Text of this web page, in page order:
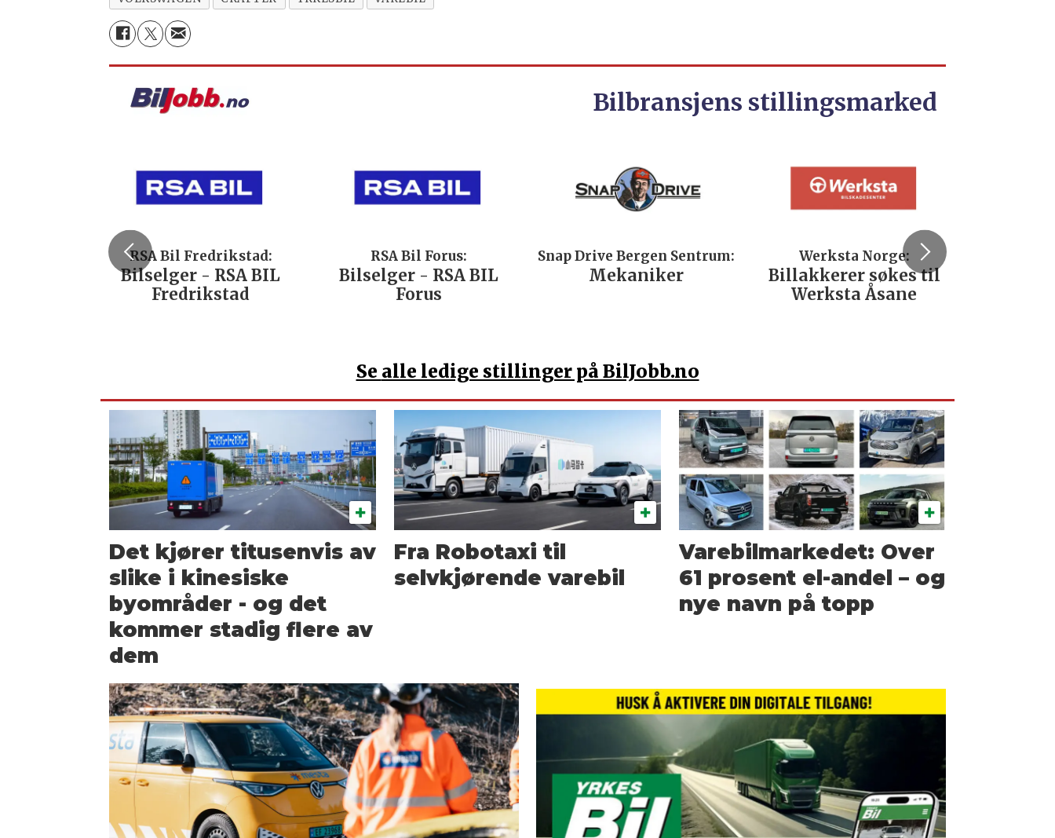
Bilbransjens stillingsmarked
RSA Bil Fredrikstad:
Bilselger - RSA BIL
Fredrikstad
RSA Bil Forus:
Bilselger - RSA BIL
Forus
Snap Drive Bergen Sentrum:
Mekaniker
Werksta Norge:
Billakkerer søkes til
Werksta Åsane
Se alle ledige stillinger på BilJobb.no
Det kjører titusenvis av
slike i kinesiske
byområder - og det
kommer stadig flere av
dem
Fra Robotaxi til
selvkjørende varebil
Varebilmarkedet: Over
61 prosent el-andel – og
nye navn på topp